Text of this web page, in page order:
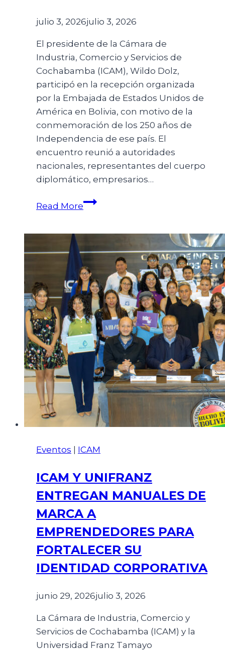
julio 3, 2026julio 3, 2026
El presidente de la Cámara de
Industria, Comercio y Servicios de
Cochabamba (ICAM), Wildo Dolz,
participó en la recepción organizada
por la Embajada de Estados Unidos de
América en Bolivia, con motivo de la
conmemoración de los 250 años de
Independencia de ese país. El
encuentro reunió a autoridades
nacionales, representantes del cuerpo
diplomático, empresarios…
Read More
Eventos ICAM
ICAM Y UNIFRANZ
ENTREGAN MANUALES DE
MARCA A
EMPRENDEDORES PARA
FORTALECER SU
IDENTIDAD CORPORATIVA
junio 29, 2026julio 3, 2026
La Cámara de Industria, Comercio y
Servicios de Cochabamba (ICAM) y la
Universidad Franz Tamayo